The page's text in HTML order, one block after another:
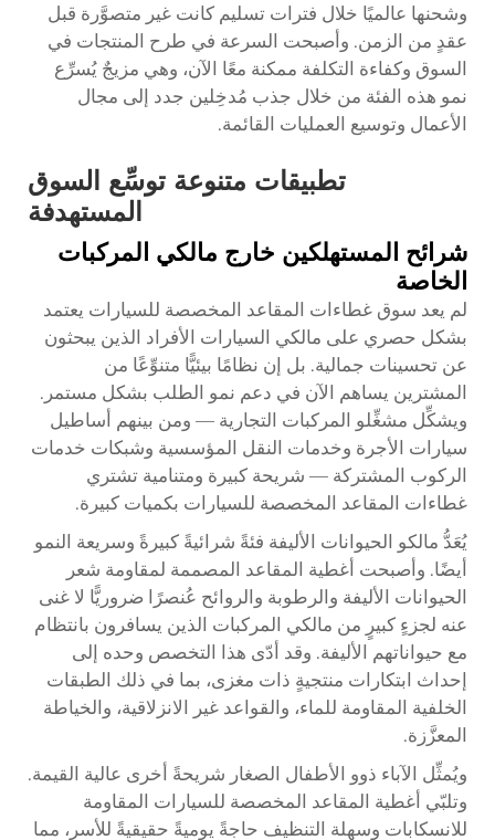
وشحنها عالميًا خلال فترات تسليم كانت غير متصوَّرة قبل
عقدٍ من الزمن. وأصبحت السرعة في طرح المنتجات في
السوق وكفاءة التكلفة ممكنة معًا الآن، وهي مزيجٌ يُسرِّع
نمو هذه الفئة من خلال جذب مُدخِلين جدد إلى مجال
الأعمال وتوسيع العمليات القائمة.
تطبيقات متنوعة توسِّع السوق
المستهدفة
شرائح المستهلكين خارج مالكي المركبات
الخاصة
لم يعد سوق غطاءات المقاعد المخصصة للسيارات يعتمد
بشكل حصري على مالكي السيارات الأفراد الذين يبحثون
عن تحسينات جمالية. بل إن نظامًا بيئيًّا متنوِّعًا من
المشترين يساهم الآن في دعم نمو الطلب بشكل مستمر.
ويشكِّل مشغِّلو المركبات التجارية — ومن بينهم أساطيل
سيارات الأجرة وخدمات النقل المؤسسية وشبكات خدمات
الركوب المشتركة — شريحة كبيرة ومتنامية تشتري
غطاءات المقاعد المخصصة للسيارات بكميات كبيرة.
يُعَدُّ مالكو الحيوانات الأليفة فئةً شرائيةً كبيرةً وسريعة النمو
أيضًا. وأصبحت أغطية المقاعد المصممة لمقاومة شعر
الحيوانات الأليفة والرطوبة والروائح عُنصرًا ضروريًّا لا غنى
عنه لجزءٍ كبيرٍ من مالكي المركبات الذين يسافرون بانتظام
مع حيواناتهم الأليفة. وقد أدّى هذا التخصص وحده إلى
إحداث ابتكارات منتجيةٍ ذات مغزى، بما في ذلك الطبقات
الخلفية المقاومة للماء، والقواعد غير الانزلاقية، والخياطة
المعزَّزة.
ويُمثِّل الآباء ذوو الأطفال الصغار شريحةً أخرى عالية القيمة.
وتلبّي أغطية المقاعد المخصصة للسيارات المقاومة
للانسكابات وسهلة التنظيف حاجةً يوميةً حقيقيةً للأسر، مما